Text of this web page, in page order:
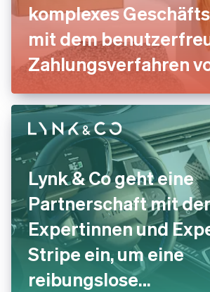
komplexes
mit dem
Zahlungsverfahren
Lynk & Co geht eine
Partnerschaft mit
Expertinnen und
Stripe ein, um eine
reibungslose